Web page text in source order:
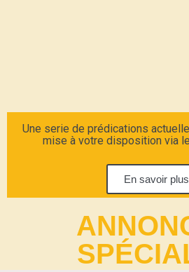
Une serie de prédications
mise à votre disposition via
En savoir plus